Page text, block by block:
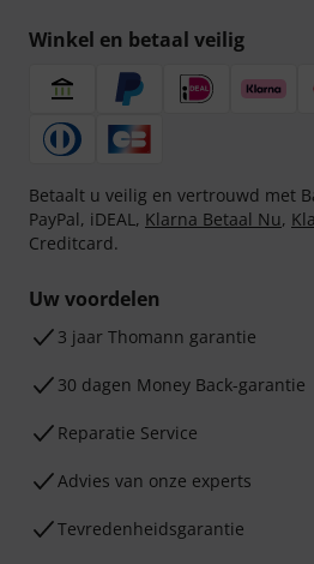
Winkel en betaal veilig
Betaalt u veilig en vertrouwd met
PayPal, iDEAL, Klarna Betaal Nu,
Creditcard.
Uw voordelen
3 jaar Thomann garantie
30 dagen Money Back-garantie
Reparatie Service
Advies van onze experts
Tevredenheidsgarantie